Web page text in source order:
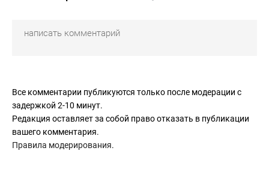
Все комментарии публикуются только после модерации с
задержкой 2-10 минут.
Редакция оставляет за собой право отказать в публикации
вашего комментария.
Правила модерирования.